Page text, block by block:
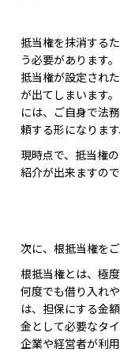
抵当権を抹消する
う必要があります
抵当権が設定され
が出てしまいます
には、ご自身で法
頼する形になります
現時点で、抵当権
紹介が出来ますの
次に、根抵当権を
根抵当権とは、極
何度でも借り入れ
は、担保にする金
金として必要なタ
企業や経営者が利